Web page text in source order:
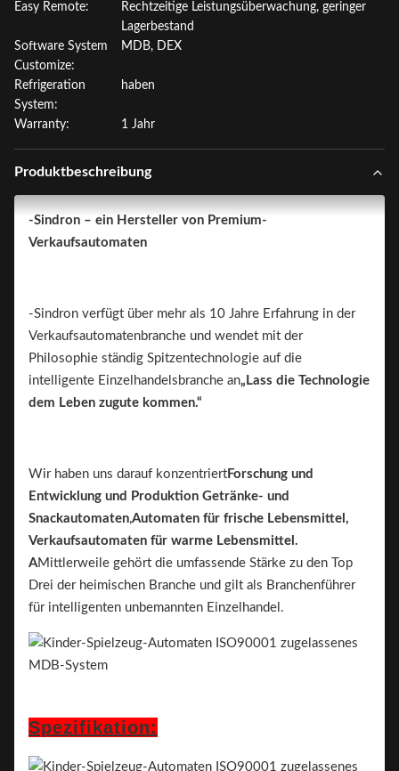
Easy Remote:
Rechtzeitige Leistungsüberwachung, geringer
Lagerbestand
Software System
Customize:
MDB, DEX
Refrigeration
System:
haben
Warranty: 1 Jahr
Produktbeschreibung
-Sindron – ein Hersteller von Premium-
Verkaufsautomaten
-Sindron verfügt über mehr als 10 Jahre Erfahrung in der
Verkaufsautomatenbranche und wendet mit der
Philosophie ständig Spitzentechnologie auf die
intelligente Einzelhandelsbranche an„Lass die Technologie
dem Leben zugute kommen.“
Wir haben uns darauf konzentriert Forschung und
Entwicklung und Produktion Getränke- und
Snackautomaten,Automaten für frische Lebensmittel,
Verkaufsautomaten für warme Lebensmittel.
AMittlerweile gehört die umfassende Stärke zu den Top
Drei der heimischen Branche und gilt als Branchenführer
für intelligenten unbemannten Einzelhandel.
Spezifikation: